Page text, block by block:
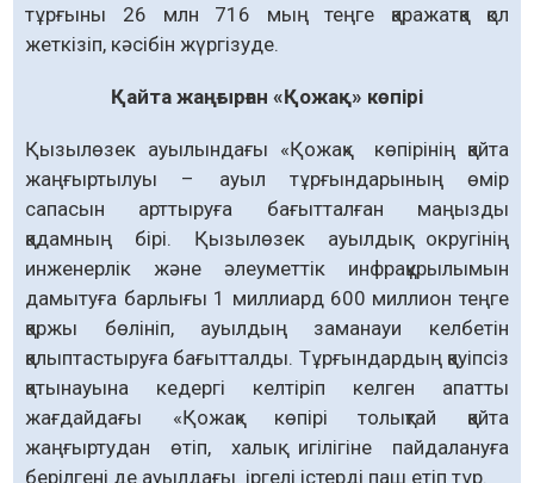
тұрғыны 26 млн 716 мың теңге қаражатқа қол
жеткізіп, кәсібін жүргізуде.
Қайта жаңғырған «Қожақ» көпірі
Қызылөзек ауылындағы «Қожақ» көпірінің қайта
жаңғыртылуы – ауыл тұрғындарының өмір
сапасын арттыруға бағытталған маңызды
қадамның бірі. Қызылөзек ауылдық округінің
инженерлік және әлеуметтік инфрақұрылымын
дамытуға барлығы 1 миллиард 600 миллион теңге
қаржы бөлініп, ауылдың заманауи келбетін
қалыптастыруға бағытталды. Тұрғындардың қауіпсіз
қатынауына кедергі келтіріп келген апатты
жағдайдағы «Қожақ» көпірі толықтай қайта
жаңғыртудан өтіп, халық игілігіне пайдалануға
берілгені де ауылдағы іргелі істерді паш етіп тұр.